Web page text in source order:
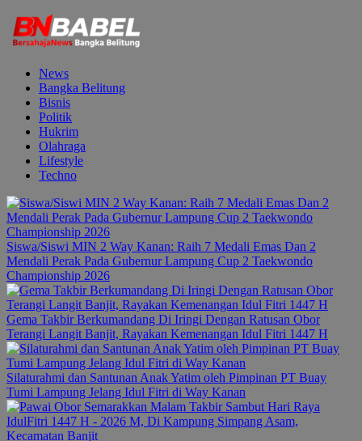
News
Bangka Belitung
Bisnis
Politik
Hukrim
Olahraga
Lifestyle
Techno
Siswa/Siswi MIN 2 Way Kanan: Raih 7 Medali Emas Dan 2
Mendali Perak Pada Gubernur Lampung Cup 2 Taekwondo
Championship 2026
Gema Takbir Berkumandang Di Iringi Dengan Ratusan Obor
Terangi Langit Banjit, Rayakan Kemenangan Idul Fitri 1447 H
Silaturahmi dan Santunan Anak Yatim oleh Pimpinan PT Buay
Tumi Lampung Jelang Idul Fitri di Way Kanan